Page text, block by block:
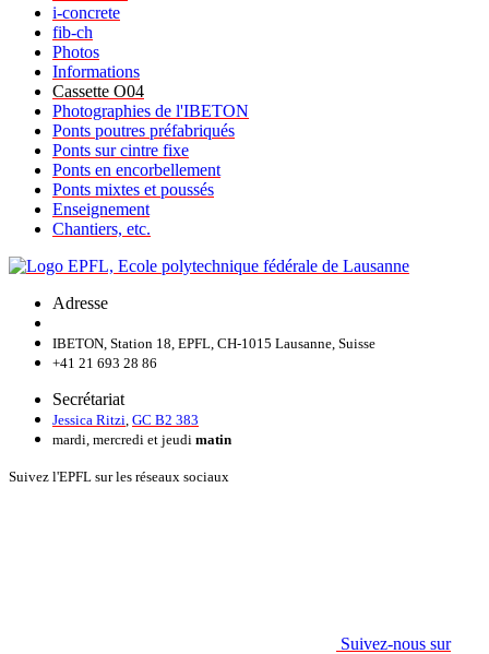
i-concrete
fib-ch
Photos
Informations
Cassette O04
Photographies de l'IBETON
Ponts poutres préfabriqués
Ponts sur cintre fixe
Ponts en encorbellement
Ponts mixtes et poussés
Enseignement
Chantiers, etc.
Adresse
IBETON, Station 18, EPFL, CH-1015 Lausanne, Suisse
+41 21 693 28 86
Secrétariat
Jessica Ritzi GC B2 383
mardi, mercredi et jeudi matin
Suivez l'EPFL sur les réseaux sociaux
Suivez-nous sur